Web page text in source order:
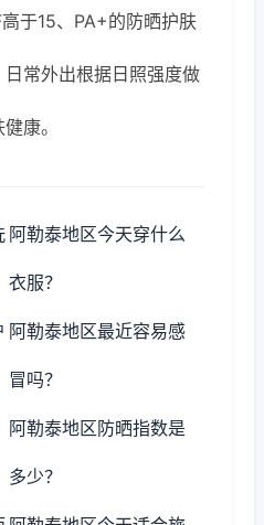
于15、PA+的防晒护肤
常外出根据日照强度做
康。
阿勒泰地区今天穿什么
衣服？
阿勒泰地区最近容易感
冒吗？
阿勒泰地区防晒指数是
多少？